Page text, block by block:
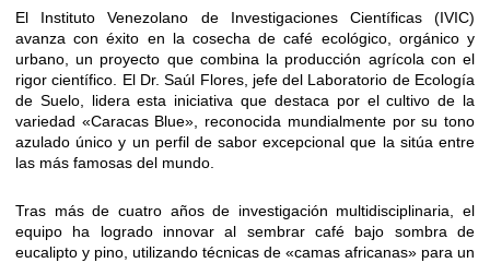
El Instituto Venezolano de Investigaciones Científicas (IVIC)
avanza con éxito en la cosecha de café ecológico, orgánico y
urbano, un proyecto que combina la producción agrícola con el
rigor científico. El Dr. Saúl Flores, jefe del Laboratorio de Ecología
de Suelo, lidera esta iniciativa que destaca por el cultivo de la
variedad «Caracas Blue», reconocida mundialmente por su tono
azulado único y un perfil de sabor excepcional que la sitúa entre
las más famosas del mundo.
Tras más de cuatro años de investigación multidisciplinaria, el
equipo ha logrado innovar al sembrar café bajo sombra de
eucalipto y pino, utilizando técnicas de «camas africanas» para un